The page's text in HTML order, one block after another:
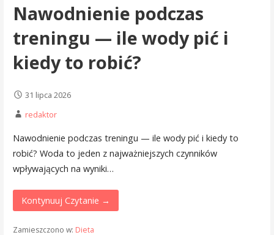
Nawodnienie podczas
treningu — ile wody pić i
kiedy to robić?
31 lipca 2026
redaktor
Nawodnienie podczas treningu — ile wody pić i kiedy to
robić? Woda to jeden z najważniejszych czynników
wpływających na wyniki…
Kontynuuj Czytanie →
Zamieszczono w: Dieta